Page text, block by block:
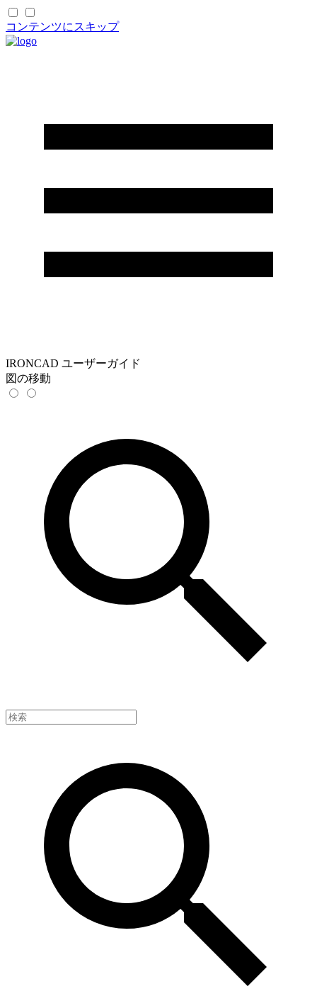
コンテンツにスキップ
IRONCAD ユーザーガイド
図の移動